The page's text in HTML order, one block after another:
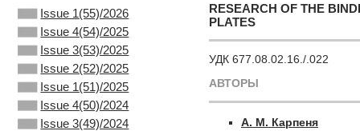
Issue 1(55)/2026
Issue 4(54)/2025
Issue 3(53)/2025
Issue 2(52)/2025
Issue 1(51)/2025
Issue 4(50)/2024
Issue 3(49)/2024
RESEARCH OF THE
PLATES
УДК 677.08.02.16./.022
АВТОРЫ
А. М. Карпеня